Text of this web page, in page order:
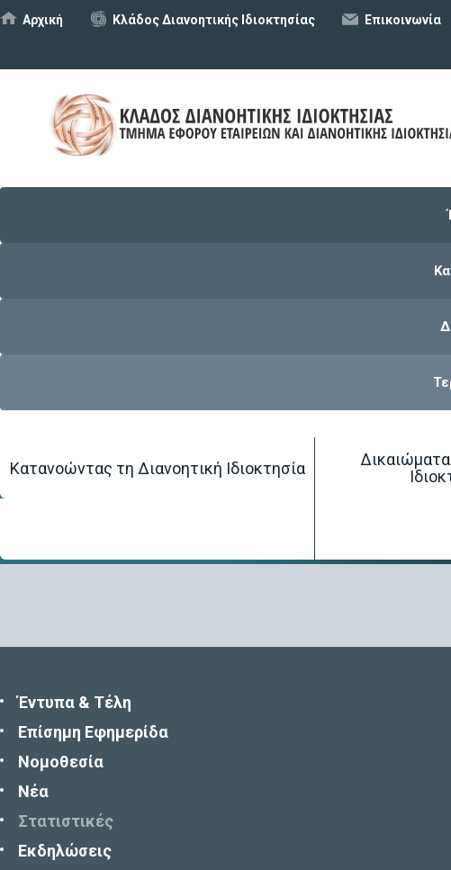
Αρχική Κλάδος Διανοητικής Ιδιοκτησίας Επικοινωνία
Κατανοώντας τη Διανοητική Ιδιοκτησία
Έντυπα & Τέλη
Επίσημη Εφημερίδα
Νομοθεσία
Νέα
Στατιστικές
Εκδηλώσεις